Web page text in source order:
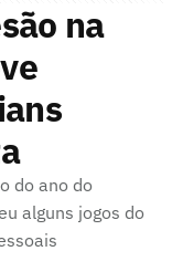
na
do ano do
alguns jogos do